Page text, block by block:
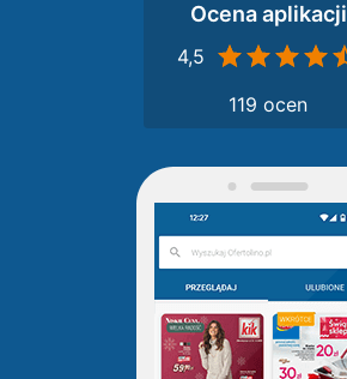
Ocena aplikacji
4,5
119 ocen